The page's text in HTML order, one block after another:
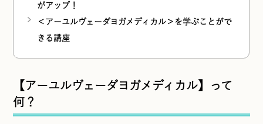
がアップ！
＜アーユルヴェーダヨガメディカル＞を学ぶことがで
きる講座
【アーユルヴェーダヨガメディカル】って
何？